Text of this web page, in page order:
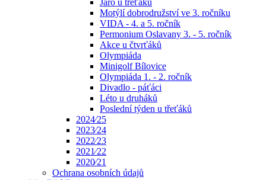
Jaro u třeťáků
Motýlí dobrodružství ve 3. ročníku
VIDA - 4. a 5. ročník
Permonium Oslavany 3. - 5. ročník
Akce u čtvrťáků
Olympiáda
Minigolf Bílovice
Olympiáda 1. - 2. ročník
Divadlo - páťáci
Léto u druháků
Poslední týden u třeťáků
2024⁄25
2023⁄24
2022⁄23
2021⁄22
2020⁄21
Ochrana osobních údajů